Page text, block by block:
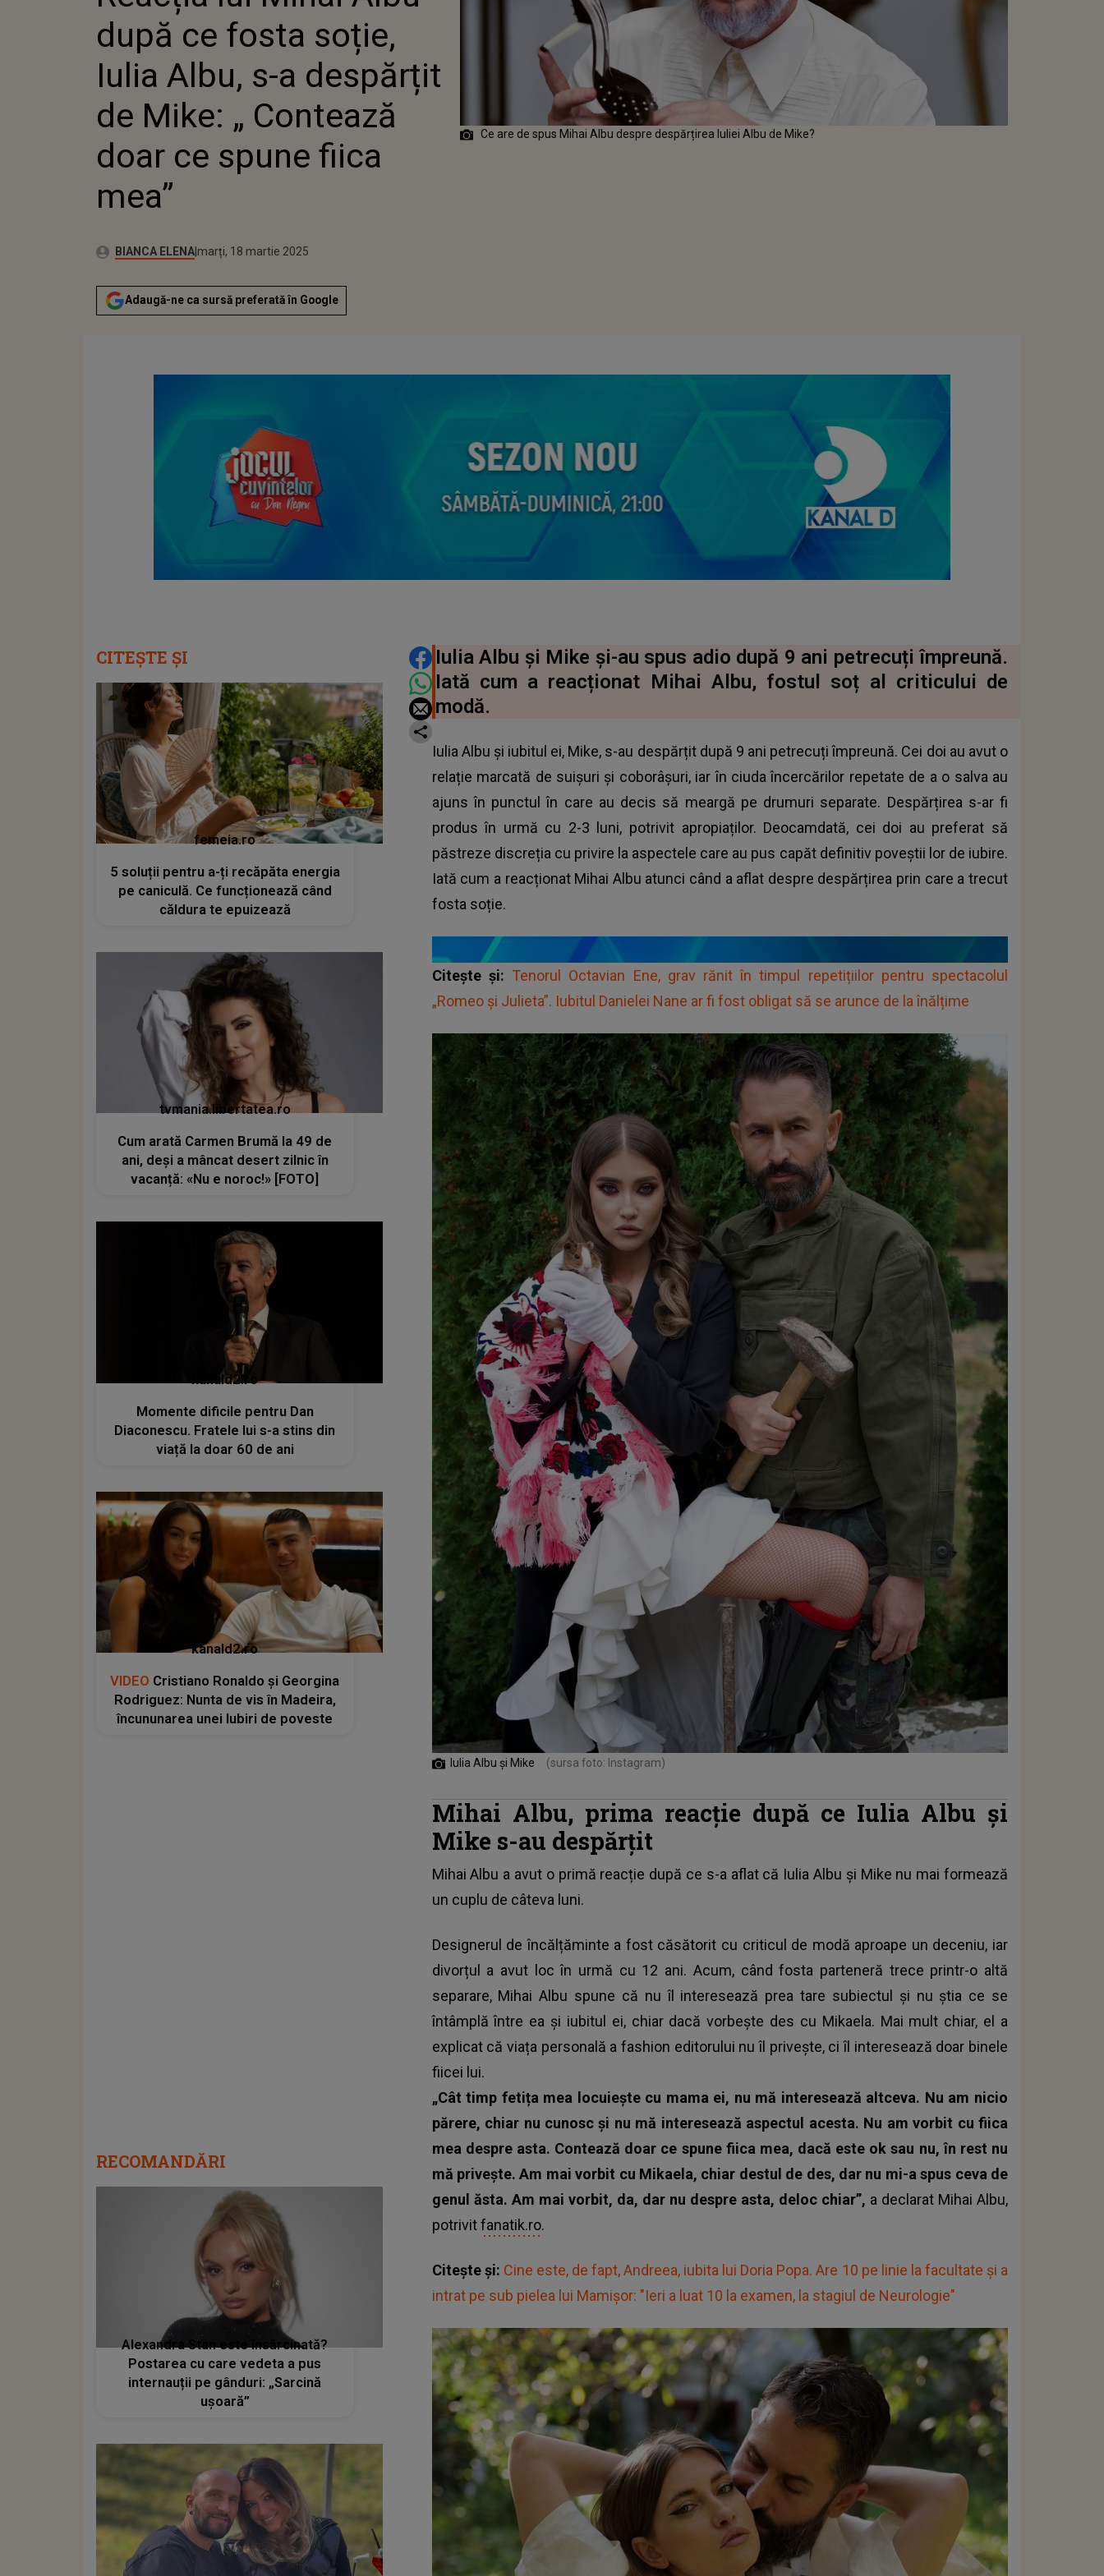
DESPĂRȚIT DE MIKE: „
CONTEAZĂ DOAR CE
SPUNE FIICA MEA”
după ce fosta soție,
Iulia Albu, s-a despărțit
de Mike: „ Contează
doar ce spune fiica
mea”
Autor:BIANCA ELENA Publicat:
marți, 18 martie 2025
Adaugă-ne ca sursă preferată în Google
Ce are de spus Mihai Albu despre despărțirea Iuliei Albu de Mike?
DISTRIBUIE ARTICOLUL
Iulia Albu și Mike și-au spus adio după 9 ani petrecuți împreună.
Iată cum a reacționat Mihai Albu, fostul soț al criticului de
modă.
Iulia Albu și iubitul ei, Mike, s-au despărțit după 9 ani petrecuți împreună. Cei doi au avut o
relație marcată de suișuri și coborâșuri, iar în ciuda încercărilor repetate de a o salva au
ajuns în punctul în care au decis să meargă pe drumuri separate. Despărțirea s-ar fi
produs în urmă cu 2-3 luni, potrivit apropiaților. Deocamdată, cei doi au preferat să
păstreze discreția cu privire la aspectele care au pus capăt definitiv poveștii lor de iubire.
Iată cum a reacționat Mihai Albu atunci când a aflat despre despărțirea prin care a trecut
fosta soție.
Citește și: Tenorul Octavian Ene, grav rănit în timpul repetițiilor pentru spectacolul
„Romeo și Julieta”. Iubitul Danielei Nane ar fi fost obligat să se arunce de la înălțime
Iulia Albu și Mike (sursa foto: Instagram)
Mihai Albu, prima reacție după ce Iulia Albu și
Mike s-au despărțit
Mihai Albu a avut o primă reacție după ce s-a aflat că Iulia Albu și Mike nu mai formează
un cuplu de câteva luni.
Designerul de încălțăminte a fost căsătorit cu criticul de modă aproape un deceniu, iar
divorțul a avut loc în urmă cu 12 ani. Acum, când fosta parteneră trece printr-o altă
separare, Mihai Albu spune că nu îl interesează prea tare subiectul și nu știa ce se
întâmplă între ea și iubitul ei, chiar dacă vorbește des cu Mikaela. Mai mult chiar, el a
explicat că viața personală a fashion editorului nu îl privește, ci îl interesează doar binele
fiicei lui.
„Cât timp fetița mea locuiește cu mama ei, nu mă interesează altceva. Nu am nicio
părere, chiar nu cunosc și nu mă interesează aspectul acesta. Nu am vorbit cu fiica
mea despre asta. Contează doar ce spune fiica mea, dacă este ok sau nu, în rest nu
mă privește. Am mai vorbit cu Mikaela, chiar destul de des, dar nu mi-a spus ceva de
genul ăsta. Am mai vorbit, da, dar nu despre asta, deloc chiar”, a declarat Mihai Albu,
potrivitfanatik.ro.
Citește și: Cine este, de fapt, Andreea, iubita lui Doria Popa. Are 10 pe linie la facultate și a
intrat pe sub pielea lui Mamișor: "Ieri a luat 10 la examen, la stagiul de Neurologie"
CITEȘTE ȘI
femeia.ro
5 soluții pentru a-ți recăpăta energia
pe caniculă. Ce funcționează când
căldura te epuizează
tvmania.libertatea.ro
Cum arată Carmen Brumă la 49 de
ani, deși a mâncat desert zilnic în
vacanță: «Nu e noroc!» [FOTO]
kanald2.ro
Momente dificile pentru Dan
Diaconescu. Fratele lui s-a stins din
viață la doar 60 de ani
kanald2.ro
VIDEO Cristiano Ronaldo și Georgina
Rodriguez: Nunta de vis în Madeira,
încununarea unei Iubiri de poveste
RECOMANDĂRI
Alexandra Stan este însărcinată?
Postarea cu care vedeta a pus
internauții pe gânduri: „Sarcină
ușoară”